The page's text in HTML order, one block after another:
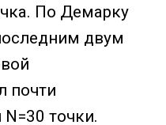
По Демарку
двум
почти
точки.